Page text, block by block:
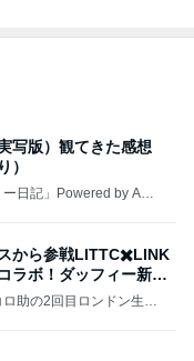
写版）観てきた感想
）
日記」Powered by Ame
から参戦LITTC✖️LINK
ラボ！ダッフィー新商
助の2回目ロンドン生活